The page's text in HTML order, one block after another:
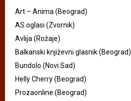
Art – Anima (Beograd)
AS oglasi (Zvornik)
Avlija (Rožaje)
Balkanski književni glasnik (Beograd)
Bundolo (Novi Sad)
Helly Cherry (Beograd)
Prozaonline (Beograd)